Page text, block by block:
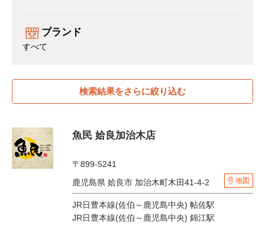
ブランド
すべて
検索結果をさらに絞り込む
魚民 姶良加治木店
〒899-5241
鹿児島県 姶良市 加治木町木田41-4-2
地図
JR日豊本線(佐伯～鹿児島中央) 帖佐駅
JR日豊本線(佐伯～鹿児島中央) 錦江駅